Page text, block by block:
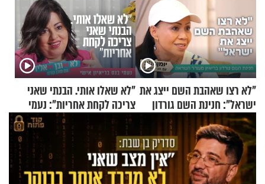
"לא רצו שאהבת השם ייצג את
ישראל": חנינת השם גורדון
בריאיון מעורר השראה
"לא שאלו אותי. הבנתי שאני
צריכה לקחת אחריות": נעמי
בנט בריאיון אישי